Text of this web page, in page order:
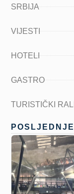
SRBIJA
VIJESTI
HOTELI
GASTRO
TURISTIČKI